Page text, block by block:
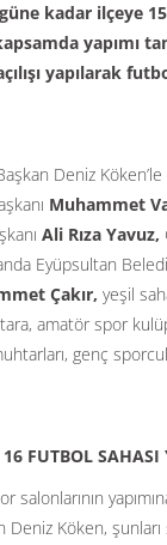
kadar ilçeye
yapımı
yapılarak
Başkan Deniz
Muhammet
Ali Rıza Yavuz,
Eyüpsultan
Çakır, yeşil
amatör spor
genç
FUTBOL SAHASI
salonlarının
Deniz Köken,